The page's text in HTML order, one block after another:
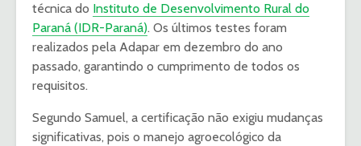
técnica do Instituto de Desenvolvimento Rural do
Paraná (IDR-Paraná). Os últimos testes foram
realizados pela Adapar em dezembro do ano
passado, garantindo o cumprimento de todos os
requisitos.
Segundo Samuel, a certificação não exigiu mudanças
significativas, pois o manejo agroecológico da